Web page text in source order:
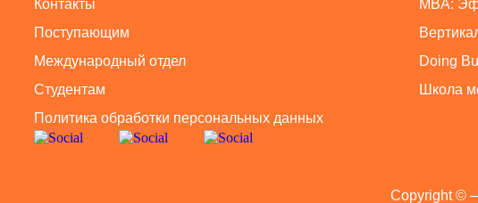
Контакты
Поступающим
Международный отдел
Студентам
Политика обработки персональных данных
MBA:
Doing
Школа
Copyright ©